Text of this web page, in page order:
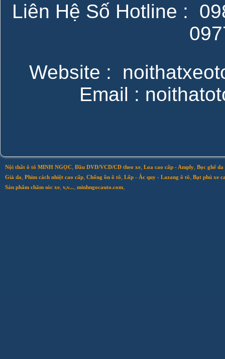
Liên Hệ Số Hotline :
Website :
Email :
Nội thất ô tô MINH NGỌC, Đầu DVD/VCD/CD theo xe, Loa cao cấp - Amply, Bọc ghế
Giả da, Phim cách nhiệt cao cấp, Chống ồn ô tô, Lốp - Ắc quy - Lazang ô tô, Bạt phủ xe
Sản phẩm chăm sóc xe, v,v..., minhngocauto.com,